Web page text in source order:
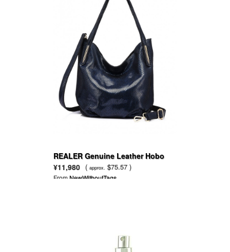
REALER Genuine Leather Hobo
bag
¥11,980 ( approx. $75.57 )
FromNewWithoutTags